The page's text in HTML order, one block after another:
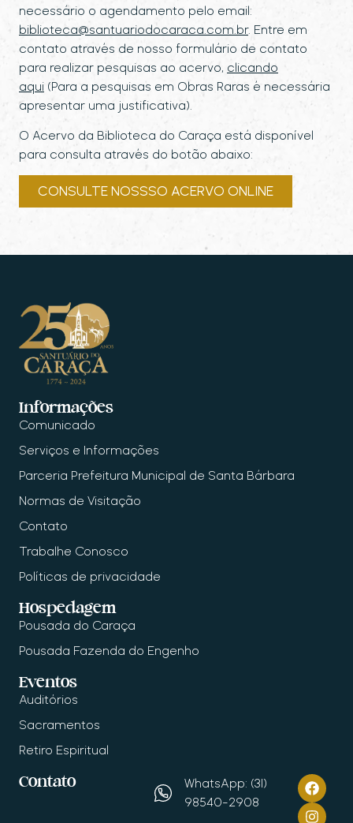
necessário o agendamento pelo email:
biblioteca@santuariodocaraca.com.br. Entre em
contato através de nosso formulário de contato
para realizar pesquisas ao acervo, clicando
aqui (Para a pesquisas em Obras Raras é necessária
apresentar uma justificativa).
O Acervo da Biblioteca do Caraça está disponível
para consulta através do botão abaixo:
CONSULTE NOSSSO ACERVO ONLINE
Informações
Comunicado
Serviços e Informações
Parceria Prefeitura Municipal de Santa Bárbara
Normas de Visitação
Contato
Trabalhe Conosco
Políticas de privacidade
Hospedagem
Pousada do Caraça
Pousada Fazenda do Engenho
Eventos
Auditórios
Sacramentos
Retiro Espiritual
Contato
WhatsApp: (31)
98540-2908